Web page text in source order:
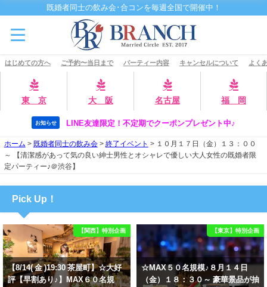
既婚者同士の飲み会･合コンを毎週全国で開催中！
はじめての方へ ご予約〜当日まで パーティー内容 キャンセルについて よく
東 京 大 阪 名古屋 福 岡
お知らせ LINE友達限定！不定期でクーポンプレゼント中♪
ホーム > 既婚者同士の飲み会> 終了イベント > １０月１７日（金）１３：００
～ 【清潔感があって気の良い紳士男性とオシャレで優しい大人女性の既婚者限
定パーティー♪＠渋谷】
Pick Up！
【関西】特別企画
【8/14( 金 )19:30 茶屋町】☆大好
評【早割あり♪】MAX６０名規
【東京】特別企画
☆MAX５０名規模♪８月１４日
（金）１８：３０～ 豪華景品が抽